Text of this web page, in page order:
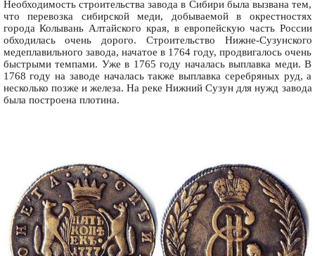
Необходимость строительства завода в Сибири была вызвана тем,
что перевозка сибирской меди, добываемой в окрестностях
города Колывань Алтайского края, в европейскую часть России
обходилась очень дорого. Строительство Нижне-Сузунского
медеплавильного завода, начатое в 1764 году, продвигалось очень
быстрыми темпами. Уже в 1765 году началась выплавка меди. В
1768 году на заводе началась также выплавка серебряных руд, а
несколько позже и железа. На реке Нижний Сузун для нужд завода
была построена плотина.